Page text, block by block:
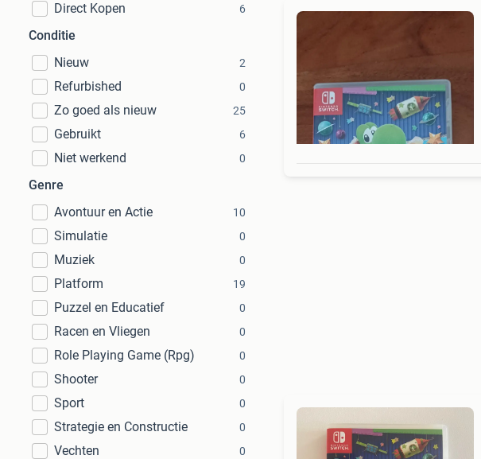
Direct Kopen
6
Conditie
Nieuw
2
Refurbished 0
Zo goed als nieuw 25
Gebruikt 6
Niet werkend 0
Genre
Avontuur en Actie
10
Simulatie 0
Muziek 0
Platform 19
Puzzel en Educatief 0
Racen en Vliegen 0
Role Playing Game (Rpg) 0
Shooter 0
Sport 0
Strategie en Constructie 0
Vechten 0